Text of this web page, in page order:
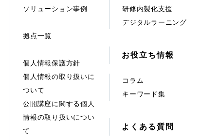
ソリューション事例
拠点一覧
個人情報保護方針
個人情報の取り扱いに
ついて
公開講座に関する個人
情報の取り扱いについ
て
研修内製化支援
デジタルラーニング
お役立ち情報
コラム
キーワード集
よくある質問